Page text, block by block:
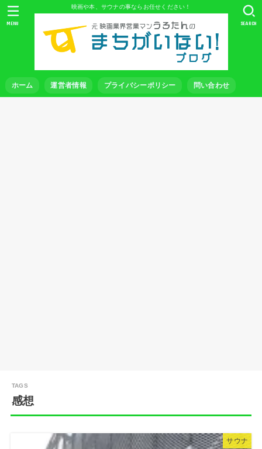
映画や本、サウナの事ならお任せください！
ホーム 運営者情報 プライバシーポリシー 問い合わせ
SEARCH
MENU
感想
サウナ